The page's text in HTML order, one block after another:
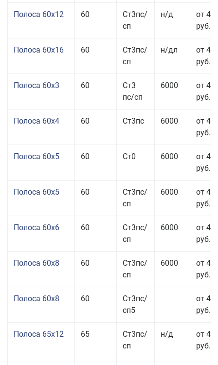
Полоса 60x12 60
Ст3пс/
сп
н/д
от 46
руб.
Полоса 60x16 60
Ст3пс/
сп
н/дл
от 48
руб.
Полоса 60x3 60
Ст3
пс/сп
6000
от 46
руб.
Полоса 60x4 60 Ст3пс 6000
от 45
руб.
Полоса 60x5 60 Ст0 6000
от 43
руб.
Полоса 60x5 60
Ст3пс/
сп
6000
от 43
руб.
Полоса 60x6 60
Ст3пс/
сп
6000
от 42
руб.
Полоса 60x8 60
Ст3пс/
сп
6000
от 42
руб.
Полоса 60x8 60
Ст3пс/
сп5
от 42
руб.
Полоса 65x12 65
Ст3пс/
сп
н/д
от 42
руб.